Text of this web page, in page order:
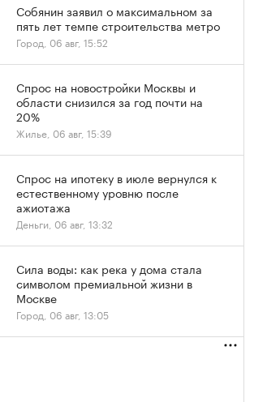
Собянин заявил о максимальном за
пять лет темпе строительства метро
Город, 06 авг, 15:52
Спрос на новостройки Москвы и
области снизился за год почти на
20%
Жилье, 06 авг, 15:39
Спрос на ипотеку в июле вернулся к
естественному уровню после
ажиотажа
Деньги, 06 авг, 13:32
Сила воды: как река у дома стала
символом премиальной жизни в
Москве
Город, 06 авг, 13:05